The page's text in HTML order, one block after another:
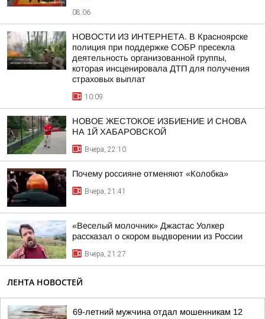
08:06
НОВОСТИ ИЗ ИНТЕРНЕТА. В Красноярске
полиция при поддержке СОБР пресекла
деятельность организованной группы,
которая инсценировала ДТП для получения
страховых выплат
10:09
НОВОЕ ЖЕСТОКОЕ ИЗБИЕНИЕ И СНОВА
НА 1Й ХАБАРОВСКОЙ
Вчера, 22:10
Почему россияне отменяют «Колобка»
Вчера, 21:41
«Веселый молочник» Джастас Уолкер
рассказал о скором выдворении из России
Вчера, 21:27
ЛЕНТА НОВОСТЕЙ
69-летний мужчина отдал мошенникам 12